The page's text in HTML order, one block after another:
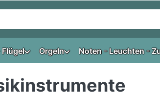
Während Sie tippen, erscheinen
Orgeln Noten - Leuchten -